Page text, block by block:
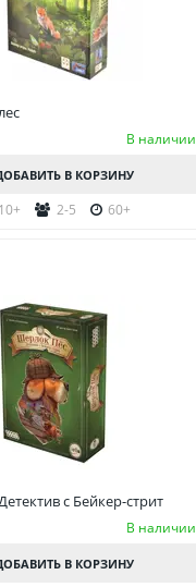
В наличии
В КОРЗИНУ
10+ 2-5 60+
с Бейкер-стрит
В наличии
В КОРЗИНУ